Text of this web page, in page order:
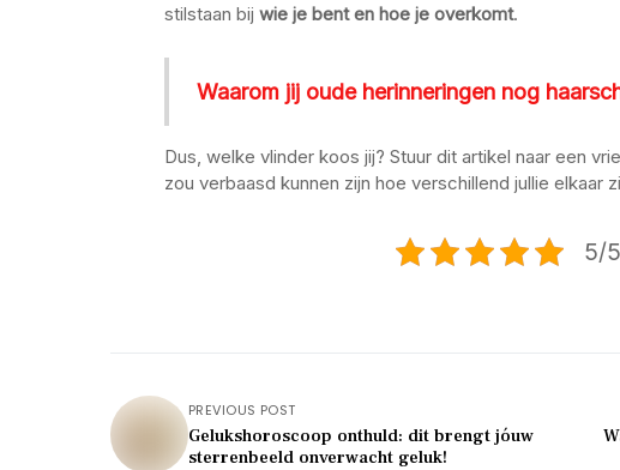
stilstaan bij wie je bent en hoe je overkomt.
Waarom jij oude herinneringen nog
Dus, welke vlinder koos jij? Stuur dit artikel naar een
zou verbaasd kunnen zijn hoe verschillend jullie elkaar
5/
PREVIOUS POST
Gelukshoroscoop onthuld: dit brengt jóuw
sterrenbeeld onverwacht geluk!